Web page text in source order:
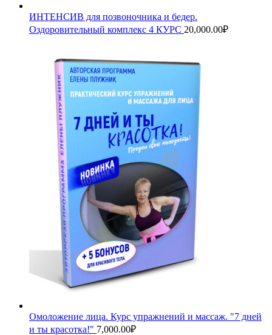
ИНТЕНСИВ для позвоночника и бедер.
Оздоровительный комплекс 4 КУРС 20,000.00₽
Омоложение лица. Курс упражнений и массаж. "7 дней
и ты красотка!" 7,000.00₽